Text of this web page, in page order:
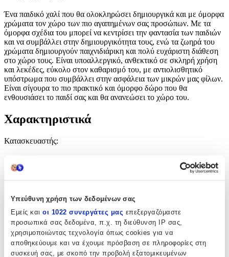
Υπεύθυνη χρήση των δεδομένων σας
Εμείς και οι 1022 συνεργάτες μας επεξεργαζόμαστε
προσωπικά σας δεδομένα, π.χ. τη διεύθυνση IP σας,
χρησιμοποιώντας τεχνολογία όπως cookies για να
αποθηκεύουμε και να έχουμε πρόσβαση σε πληροφορίες στη
συσκευή σας, με σκοπό την προβολή εξατομικευμένων
Ένα παιδικό χαλί που θα ολοκληρώσει δημιουργικά και με όμορφα
χρώματα τον χώρο των πιο αγαπημένων σας προσώπων. Με τα
όμορφα σχέδια του μπορεί να κεντρίσει την φαντασία των παιδιών
και να συμβάλλει στην δημιουργικότητα τους, ενώ τα ζωηρά του
χρώματα δημιουργούν παιχνιδιάρικη και πολύ ευχάριστη διάθεση
στο χώρο τους. Είναι υποαλλεργικό, ανθεκτικό σε σκληρή χρήση
και λεκέδες, εύκολο στον καθαρισμό του, με αντιολισθητικό
υπόστρωμα που συμβάλλει στην ασφάλεια των μικρών μας φίλων.
Είναι σίγουρα το πιο πρακτικό και όμορφο δώρο που θα
ενθουσιάσει το παιδί σας και θα ανανεώσει το χώρο του.
Χαρακτηριστικά
Κατασκευαστής:
+
Χαρακτηριστικά
Κατασκευαστής: